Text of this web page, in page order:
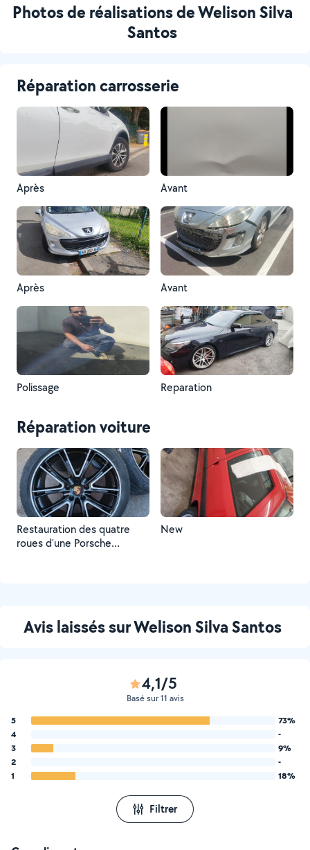
Photos de réalisations de Welison Silva
Santos
Réparation carrosserie
Après Avant
Après Avant
Polissage Reparation
Réparation voiture
Restauration des quatre
roues d'une Porsche
New
Avis laissés sur Welison Silva Santos
4,1/5
Basé sur 11 avis
5
73%
4
-
3
9%
2
-
1
18%
Filtrer